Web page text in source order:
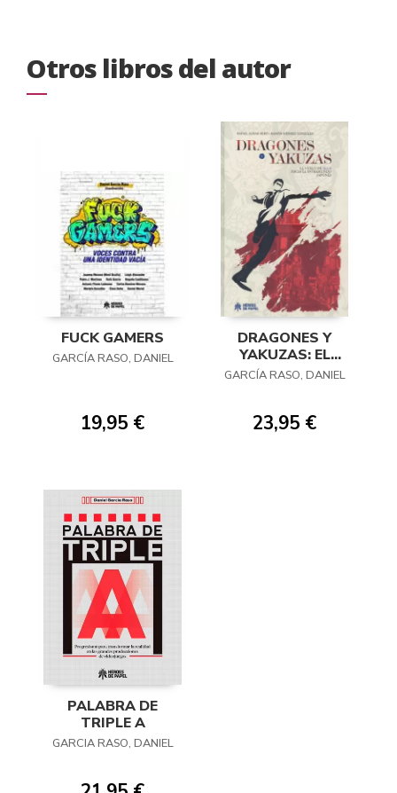
Otros libros del autor
FUCK GAMERS
GARCÍA RASO, DANIEL
19,95 €
DRAGONES Y
YAKUZAS: EL
VUELO DE SEGA
JAPONÉS
GARCÍA RASO, DANIEL
23,95 €
PALABRA DE
TRIPLE A
GARCIA RASO, DANIEL